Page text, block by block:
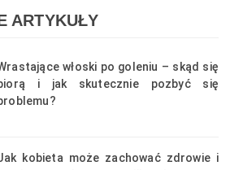
ARTYKUŁY
włoski po goleniu – skąd się
i jak skutecznie pozbyć się
kobieta może zachować zdrowie i